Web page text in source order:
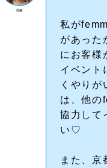
rie
私が
があった
にお客様
イベント
くやりが
は、他の
協力して
い♡
また、京